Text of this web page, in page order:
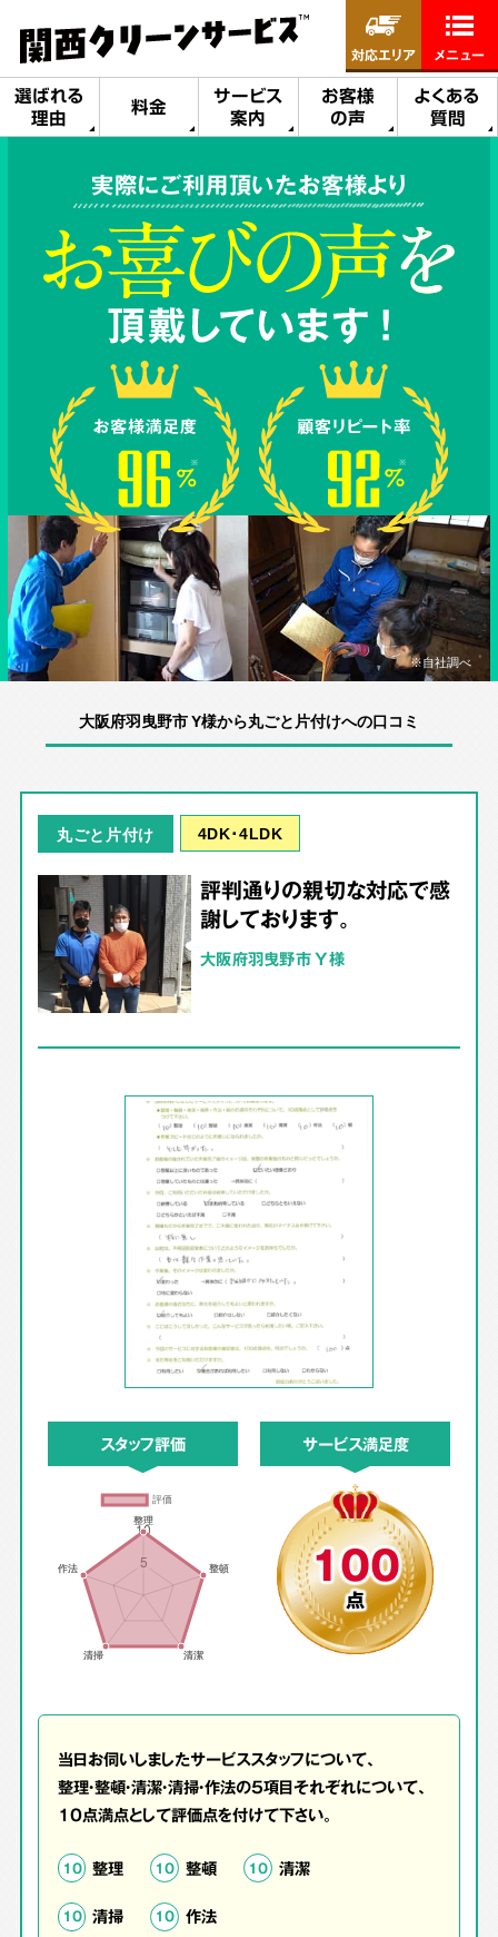
選ばれる
理由
料金
サービス
案内
お客様
の声
よくある
質問
対応エリア メニュー
実際にご利用頂いたお客様より
※自社調べ
大阪府羽曳野市 Y様から丸ごと片付けへの口コミ
丸ごと片付け 4DK･4LDK
評判通りの親切な対応で感
謝しております。
大阪府羽曳野市 Y様
スタッフ評価 サービス満足度
100
点
当日お伺いしましたサービススタッフについて、
整理・整頓・清潔・清掃・作法の5項目それぞれについて、
10点満点として評価点を付けて下さい。
10 整理 10 整頓 10 清潔
10 清掃 10 作法